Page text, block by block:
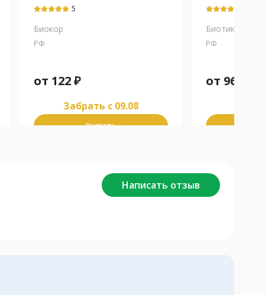
5
Биокор
РФ
от 122₽
Забрать c 09.08
Купить
Биотики
РФ
от 96
Написать отзыв